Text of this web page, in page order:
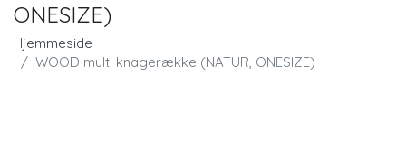
ONESIZE)
Hjemmeside
WOOD multi knagerække (NATUR, ONESIZE)